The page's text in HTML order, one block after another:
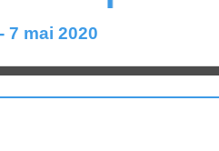
7 mai 2020